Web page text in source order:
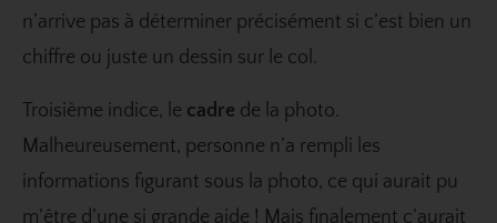
n’arrive pas à déterminer précisément si c’est bien un
chiffre ou juste un dessin sur le col.
Troisième indice, le cadre de la photo.
Malheureusement, personne n’a rempli les
informations figurant sous la photo, ce qui aurait pu
m’être d’une si grande aide ! Mais finalement ç’aurait